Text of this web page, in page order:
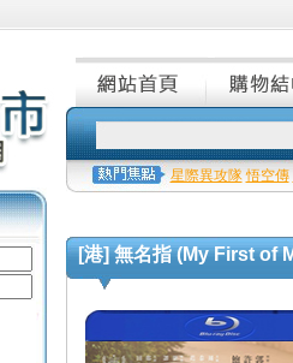
星際異攻隊 悟空傳
[港] 無名指 (My First of